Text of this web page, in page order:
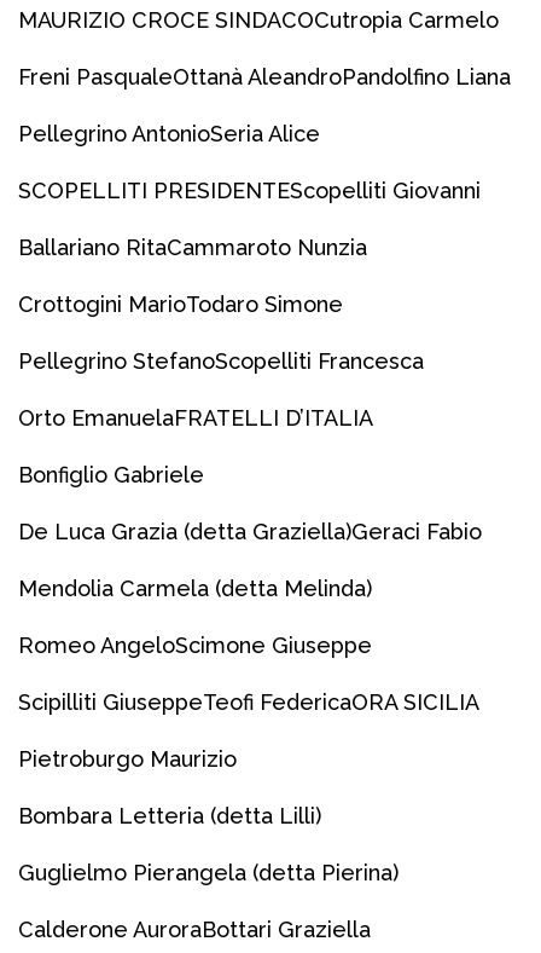
MAURIZIO CROCE SINDACOCutropia Carmelo
Freni PasqualeOttanà AleandroPandolfino Liana
Pellegrino AntonioSeria Alice
SCOPELLITI PRESIDENTEScopelliti Giovanni
Ballariano RitaCammaroto Nunzia
Crottogini MarioTodaro Simone
Pellegrino StefanoScopelliti Francesca
Orto EmanuelaFRATELLI D’ITALIA
Bonfiglio Gabriele
De Luca Grazia (detta Graziella)Geraci Fabio
Mendolia Carmela (detta Melinda)
Romeo AngeloScimone Giuseppe
Scipilliti GiuseppeTeofi FedericaORA SICILIA
Pietroburgo Maurizio
Bombara Letteria (detta Lilli)
Guglielmo Pierangela (detta Pierina)
Calderone AuroraBottari Graziella